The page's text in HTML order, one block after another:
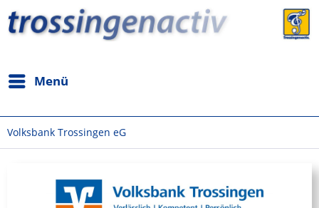
Menü
Volksbank Trossingen eG